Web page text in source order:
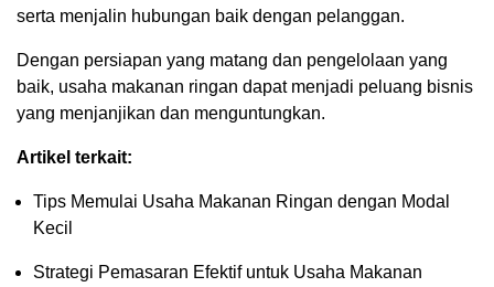
serta menjalin hubungan baik dengan pelanggan.
Dengan persiapan yang matang dan pengelolaan yang
baik, usaha makanan ringan dapat menjadi peluang bisnis
yang menjanjikan dan menguntungkan.
Artikel terkait:
Tips Memulai Usaha Makanan Ringan dengan Modal
Kecil
Strategi Pemasaran Efektif untuk Usaha Makanan